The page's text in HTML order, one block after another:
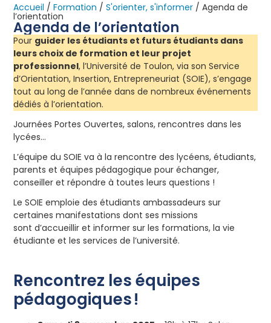
Accueil /Formation /S'orienter, s'informer /Agenda de
l’orientation
Agenda de l’orientation
Pour guider les étudiants et futurs étudiants dans
leurs choix de formation et leur projet
professionnel, l’Université de Toulon, via son Service
d’Orientation, Insertion, Entrepreneuriat (SOIE), s’engage
tout au long de l’année dans de nombreux événements
dédiés à l’orientation.
Journées Portes Ouvertes, salons, rencontres dans les
lycées…
L’équipe du SOIE va à la rencontre des lycéens, étudiants,
parents et équipes pédagogique pour échanger,
conseiller et répondre à toutes leurs questions !
Le SOIE emploie des étudiants ambassadeurs sur
certaines manifestations dont ses missions
sont d’accueillir et informer sur les formations, la vie
étudiante et les services de l’université.
Rencontrez les équipes
pédagogiques !